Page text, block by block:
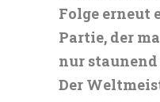
Folge erneut
Partie, der
nur
Der